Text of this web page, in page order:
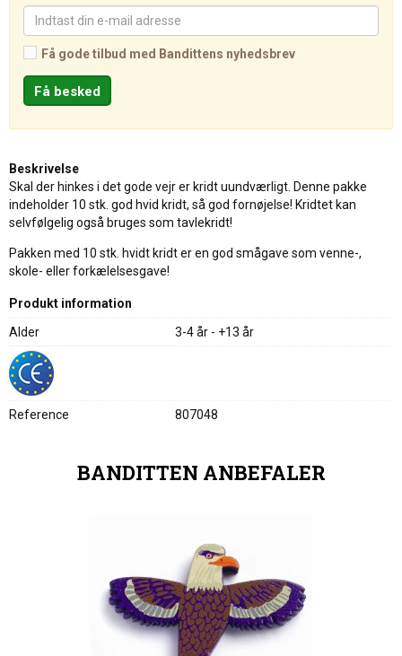
Få gode tilbud med Bandittens nyhedsbrev
Beskrivelse
Skal der hinkes i det gode vejr er kridt uundværligt. Denne pakke
indeholder 10 stk. god hvid kridt, så god fornøjelse! Kridtet kan
selvfølgelig også bruges som tavlekridt!
Pakken med 10 stk. hvidt kridt er en god smågave som venne-,
skole- eller forkælelsesgave!
Produkt information
Alder
3-4 år - +13 år
Reference 807048
BANDITTEN ANBEFALER